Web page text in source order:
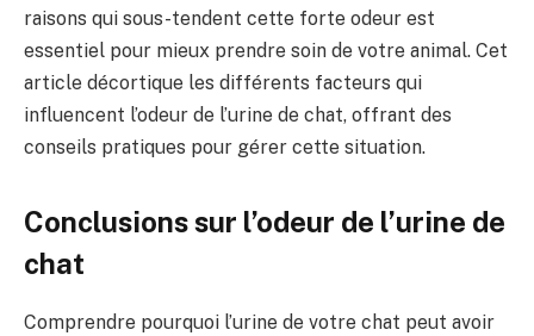
raisons qui sous-tendent cette forte odeur est
essentiel pour mieux prendre soin de votre animal. Cet
article décortique les différents facteurs qui
influencent l’odeur de l’urine de chat, offrant des
conseils pratiques pour gérer cette situation.
Conclusions sur l’odeur de l’urine de
chat
Comprendre pourquoi l’urine de votre chat peut avoir